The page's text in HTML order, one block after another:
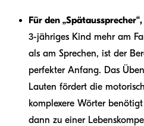
Für den
3-jähriges Kind mehr am
als am Sprechen, ist der
perfekter Anfang. Das
Lauten fördert die
komplexere Wörter
dann zu einer